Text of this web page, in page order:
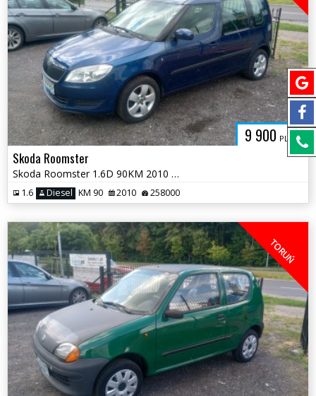
9 900 PLN
Skoda Roomster
Skoda Roomster 1.6D 90KM 2010 * salon PL klima opony wielos * TORUŃ
1.6 Diesel KM 90 2010 258000
TORUŃ